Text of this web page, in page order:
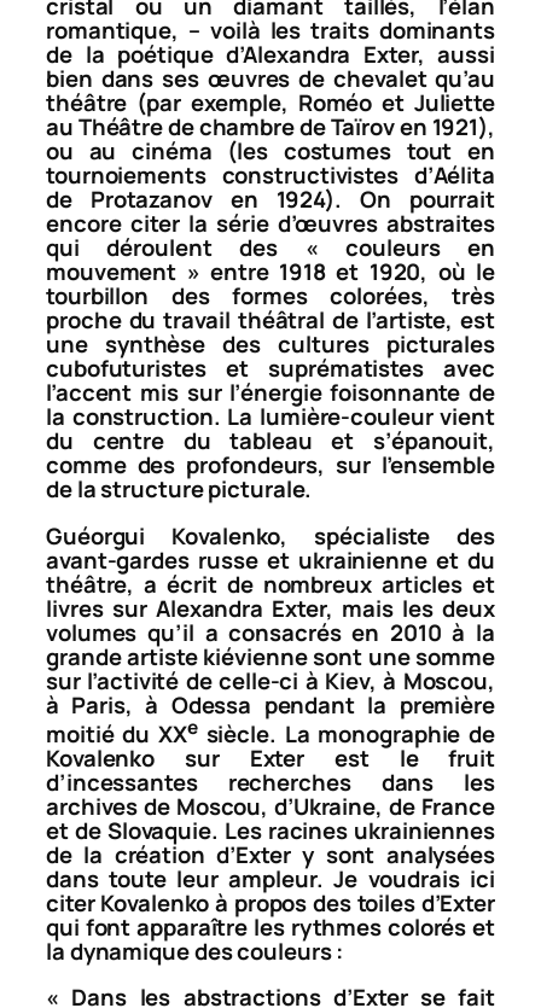
romantique, – voilà les traits dominants
de la poétique d’Alexandra Exter, aussi
bien dans ses œuvres de chevalet qu’au
théâtre (par exemple, Roméo et Juliette
au Théâtre de chambre de Taïrov en 1921),
ou au cinéma (les costumes tout en
tournoiements constructivistes d’Aélita
de Protazanov en 1924). On pourrait
encore citer la série d’œuvres abstraites
qui déroulent des « couleurs en
mouvement » entre 1918 et 1920, où le
tourbillon des formes colorées, très
proche du travail théâtral de l’artiste, est
une synthèse des cultures picturales
cubofuturistes et suprématistes avec
l’accent mis sur l’énergie foisonnante de
la construction. La lumière-couleur vient
du centre du tableau et s’épanouit,
comme des profondeurs, sur l’ensemble
de la structure picturale.
Guéorgui Kovalenko, spécialiste des
avant-gardes russe et ukrainienne et du
théâtre, a écrit de nombreux articles et
livres sur Alexandra Exter, mais les deux
volumes qu’il a consacrés en 2010 à la
grande artiste kiévienne sont une somme
sur l’activité de celle-ci à Kiev, à Moscou,
à Paris, à Odessa pendant la première
moitié du XXesiècle. La monographie de
Kovalenko sur Exter est le fruit
d’incessantes recherches dans les
archives de Moscou, d’Ukraine, de France
et de Slovaquie. Les racines ukrainiennes
de la création d’Exter y sont analysées
dans toute leur ampleur. Je voudrais ici
citer Kovalenko à propos des toiles d’Exter
qui font apparaître les rythmes colorés et
la dynamique des couleurs :
« Dans les abstractions d’Exter se fait